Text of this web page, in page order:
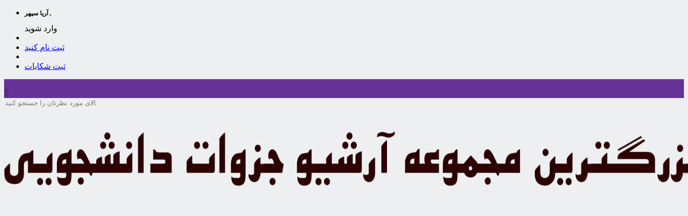
آریا سپهر ,
وارد شوید
ثبت نام کنید
ثبت شکایات